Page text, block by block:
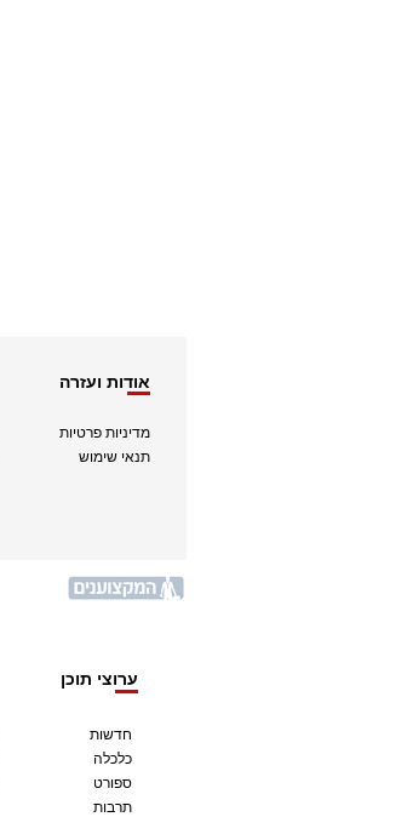
אודות ועזרה
מדיניות פרטיות
תנאי שימוש
ערוצי תוכן
חדשות
כלכלה
ספורט
תרבות